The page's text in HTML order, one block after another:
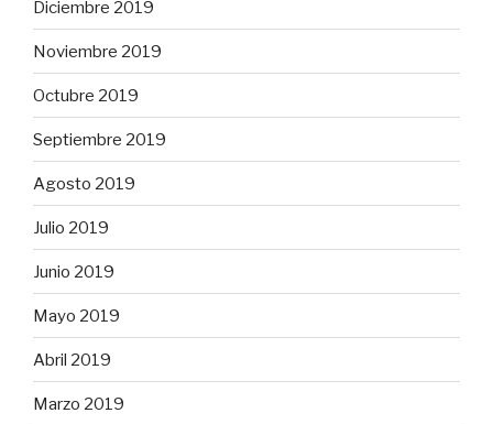
Diciembre 2019
Noviembre 2019
Octubre 2019
Septiembre 2019
Agosto 2019
Julio 2019
Junio 2019
Mayo 2019
Abril 2019
Marzo 2019